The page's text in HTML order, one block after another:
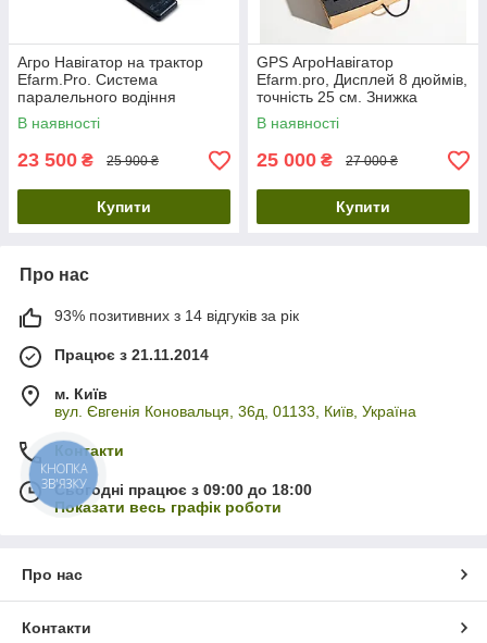
Агро Навігатор на трактор
Еfarm.Pro. Система
паралельного водіння
В наявності
23 500 ₴ 25 900 ₴
Купити
GPS АгроНавігатор
Еfarm.pro, Дисплей 8 дюймів,
точність 25 см. Знижка
+Подаруноок!
В наявності
25 000 ₴ 27 000 ₴
Купити
Про нас
93% позитивних з 14 відгуків за рік
Працює з 21.11.2014
м. Київ
вул. Євгенія Коновальця, 36д, 01133, Київ, Україна
Контакти
Сьогодні працює з 09:00 до 18:00
Показати весь графік роботи
Про нас
Контакти
КНОПКА
ЗВ'ЯЗКУ